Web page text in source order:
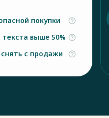
покупки
текста выше 50%
с продажи